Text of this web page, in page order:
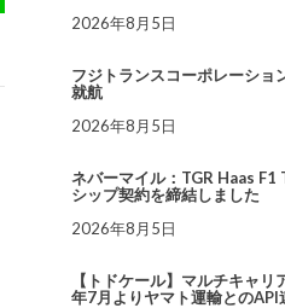
2026年8月5日
フジトランスコーポレーショ
就航
2026年8月5日
ネバーマイル：TGR Haas F1
シップ契約を締結しました
2026年8月5日
【トドケール】マルチキャ
年7月よりヤマト運輸とのAPI